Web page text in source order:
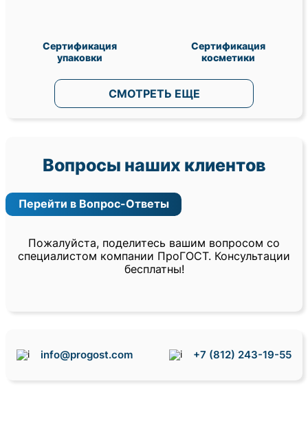
Сертификация
упаковки
Сертификация
косметики
СМОТРЕТЬ ЕЩЕ
Вопросы наших клиентов
Перейти в Вопрос-Ответы
Пожалуйста, поделитесь вашим вопросом со
специалистом компании ПроГОСТ. Консультации
бесплатны!
info@progost.com +7 (812) 243-19-55